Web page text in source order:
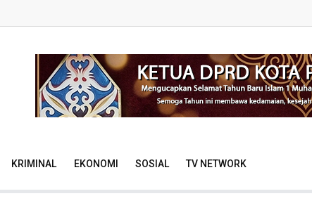
KRIMINAL EKONOMI SOSIAL TV NETWORK